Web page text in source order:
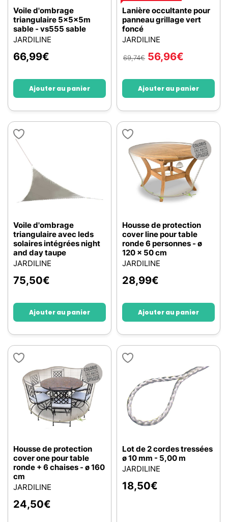
Voile d'ombrage
triangulaire 5x5x5m
sable - vs555 sable
JARDILINE
66,99€
Ajouter au panier
Lanière occultante pour
panneau grillage vert
foncé
JARDILINE
69,74€ 56,96€
Ajouter au panier
Voile d'ombrage
triangulaire avec leds
solaires intégrées night
and day taupe
JARDILINE
75,50€
Ajouter au panier
Housse de protection
cover line pour table
ronde 6 personnes - ø
120 x 50 cm
JARDILINE
28,99€
Ajouter au panier
Housse de protection
cover one pour table
ronde + 6 chaises - ø 160
cm
JARDILINE
24,50€
Lot de 2 cordes tressées
ø 10 mm - 5,00 m
JARDILINE
18,50€